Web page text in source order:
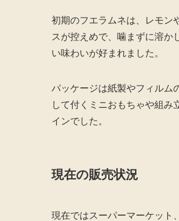
初期のフエラムネは、レモン
スが控えめで、噛まずに溶か
い味わいが好まれました。
パッケージは紙製やフィルム
して付くミニおもちゃや組み
インでした。
現在の販売状況
現在ではスーパーマーケット